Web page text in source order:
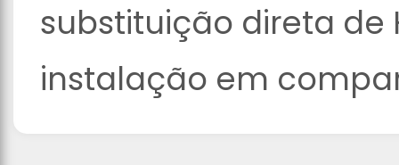
substituição direta de
instalação em